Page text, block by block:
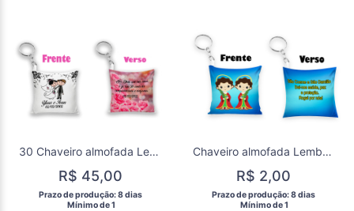
30 Chaveiro almofada Lembrancinha Casamento
R$ 45,00
Prazo de produção: 8 dias
  Mínimo de 1
Chaveiro almofada Lembrancinha catolico São Cosmo e daminhão
R$ 2,00
Prazo de produção: 8 dias
  Mínimo de 1